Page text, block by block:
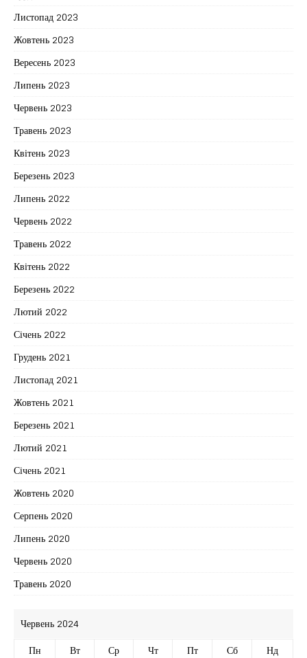
Листопад 2023
Жовтень 2023
Вересень 2023
Липень 2023
Червень 2023
Травень 2023
Квітень 2023
Березень 2023
Липень 2022
Червень 2022
Травень 2022
Квітень 2022
Березень 2022
Лютий 2022
Січень 2022
Грудень 2021
Листопад 2021
Жовтень 2021
Березень 2021
Лютий 2021
Січень 2021
Жовтень 2020
Серпень 2020
Липень 2020
Червень 2020
Травень 2020
Червень 2024
Пн
Вт Ср Чт Пт Сб Нд